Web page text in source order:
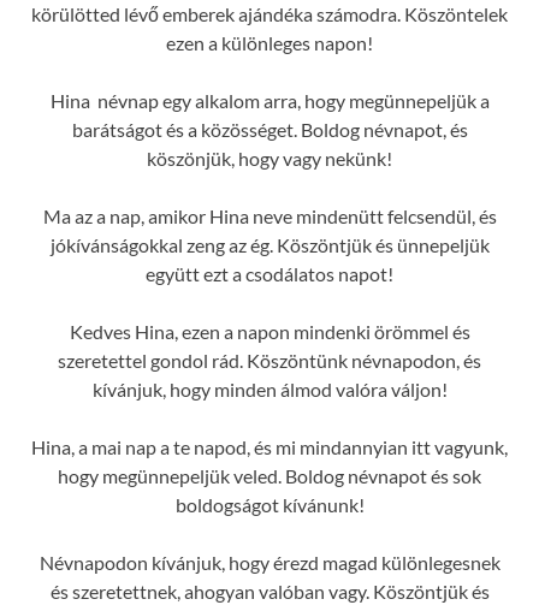
körülötted lévő emberek ajándéka számodra. Köszöntelek
ezen a különleges napon!
Hina névnap egy alkalom arra, hogy megünnepeljük a
barátságot és a közösséget. Boldog névnapot, és
köszönjük, hogy vagy nekünk!
Ma az a nap, amikor Hina neve mindenütt felcsendül, és
jókívánságokkal zeng az ég. Köszöntjük és ünnepeljük
együtt ezt a csodálatos napot!
Kedves Hina, ezen a napon mindenki örömmel és
szeretettel gondol rád. Köszöntünk névnapodon, és
kívánjuk, hogy minden álmod valóra váljon!
Hina, a mai nap a te napod, és mi mindannyian itt vagyunk,
hogy megünnepeljük veled. Boldog névnapot és sok
boldogságot kívánunk!
Névnapodon kívánjuk, hogy érezd magad különlegesnek
és szeretettnek, ahogyan valóban vagy. Köszöntjük és